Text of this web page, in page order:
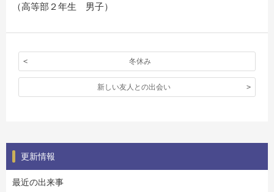
（高等部２年生 男子）
冬休み
新しい友人との出会い
更新情報
最近の出来事